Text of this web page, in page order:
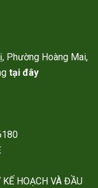
Phường Hoàng Mai,
tại đây
HOẠCH VÀ ĐẦU